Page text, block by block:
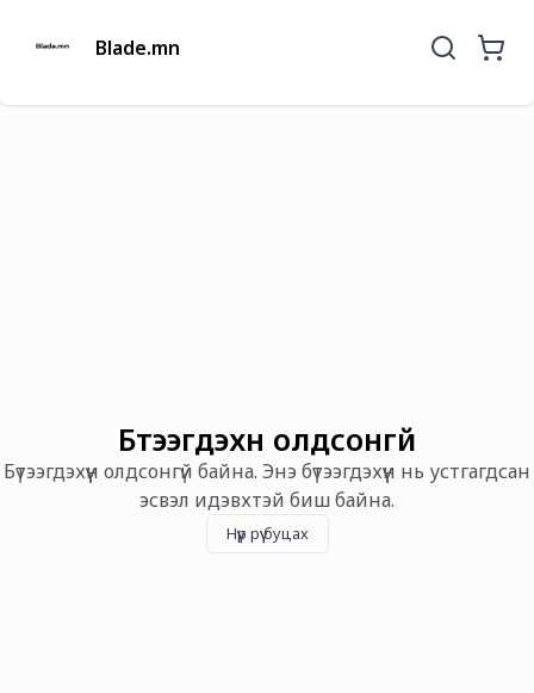
Blade.mn
Бүтээгдэхүүн олдсонгүй
Бүтээгдэхүүн олдсонгүй байна. Энэ бүтээгдэхүүн нь устгагдсан
эсвэл идэвхтэй биш байна.
Нүүр рүү буцах